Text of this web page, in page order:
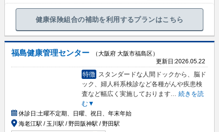
健康保険組合の補助を利用するプランはこちら
福島健康管理センター
（大阪府 大阪市福島区）
更新日:2026.05.22
特徴 スタンダードな人間ドックから、脳ド
ック、婦人科系検診など各種がんや疾患検
査など幅広く実施しております... 続きを読
む▼
休診日:土曜不定期、日曜、祝日、年末年始
海老江駅 / 玉川駅 / 野田阪神駅 / 野田駅